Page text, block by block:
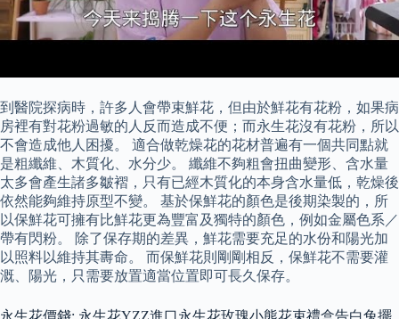
到醫院探病時，許多人會帶束鮮花，但由於鮮花有花粉，如果病
房裡有對花粉過敏的人反而造成不便；而永生花沒有花粉，所以
不會造成他人困擾。 適合做乾燥花的花材普遍有一個共同點就
是粗纖維、木質化、水分少。 纖維不夠粗會扭曲變形、含水量
太多會產生諸多皺褶，只有已經木質化的本身含水量低，乾燥後
依然能夠維持原型不變。 基於保鮮花的顏色是後期染製的，所
以保鮮花可擁有比鮮花更為豐富及獨特的顏色，例如金屬色系／
帶有閃粉。 除了保存期的差異，鮮花需要充足的水份和陽光加
以照料以維持其夀命。 而保鮮花則剛剛相反，保鮮花不需要灌
溉、陽光，只需要放置適當位置即可長久保存。
永生花價錢: 永生花YZZ進口永生花玫瑰小熊花束禮盒告白兔擺